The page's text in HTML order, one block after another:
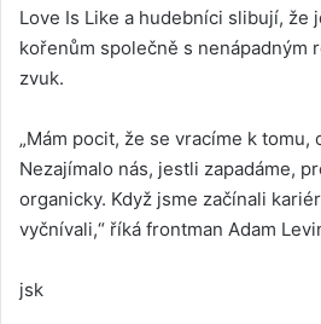
Love Is Like a hudebníci slibují, že
kořenům společně s nenápadným
zvuk.
„Mám pocit, že se vracíme k tomu,
Nezajímalo nás, jestli zapadáme,
organicky. Když jsme začínali
vyčnívali,“ říká frontman Adam
jsk